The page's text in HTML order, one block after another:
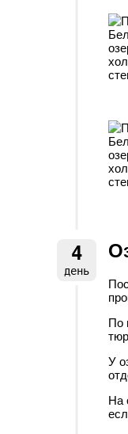
4
день
По
У
На